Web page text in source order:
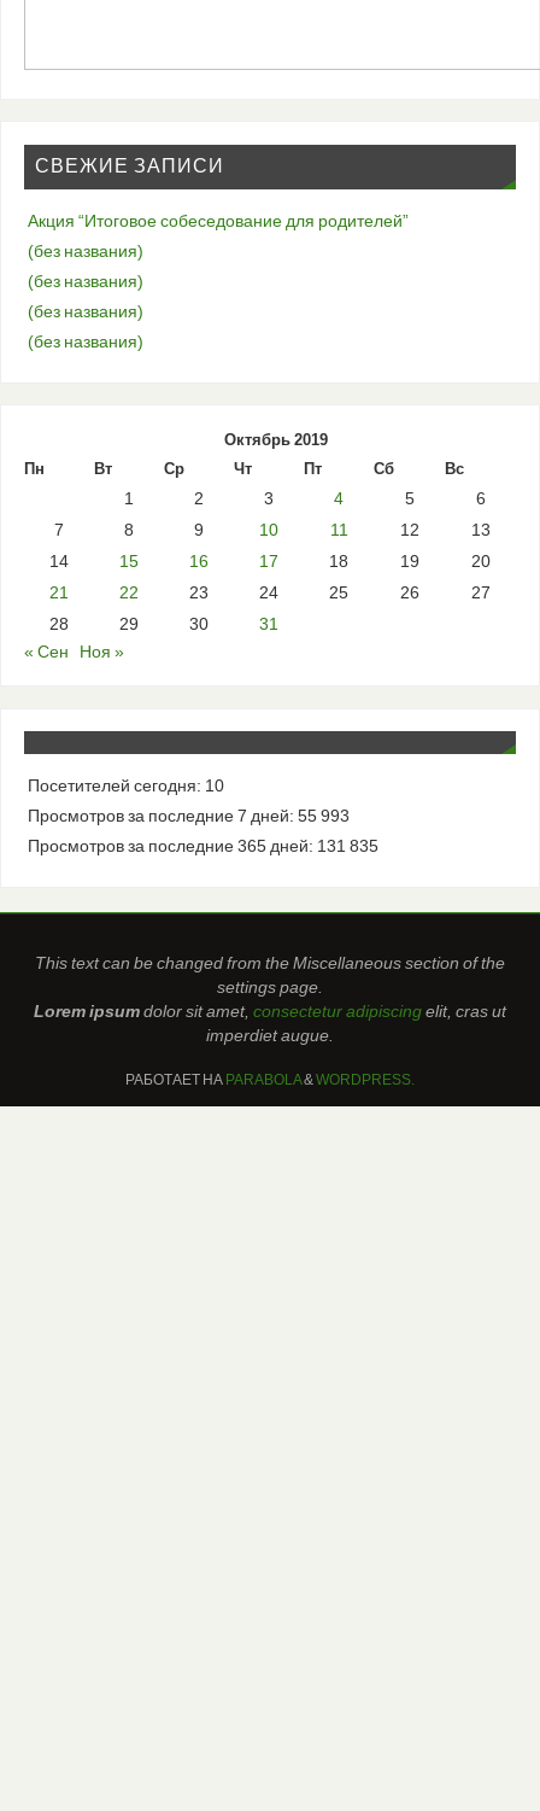
СВЕЖИЕ ЗАПИСИ
Акция “Итоговое собеседование для родителей”
(без названия)
(без названия)
(без названия)
(без названия)
Октябрь 2019
Пн
Вт Ср Чт Пт Сб Вс
1 2 3 4 5
6
7
8 9 10 11 12
13
14
15 16 17 18 19
20
21
22 23 24 25 26
27
28
29 30
31
« Сен
Ноя »
Посетителей сегодня: 10
Просмотров за последние 7 дней: 55 993
Просмотров за последние 365 дней: 131 835
This text can be changed from the Miscellaneous section of the
settings page.
Lorem ipsumdolor sit amet, consectetur adipiscingelit, cras ut
imperdiet augue.
РАБОТАЕТ НА PARABOLA& WORDPRESS.